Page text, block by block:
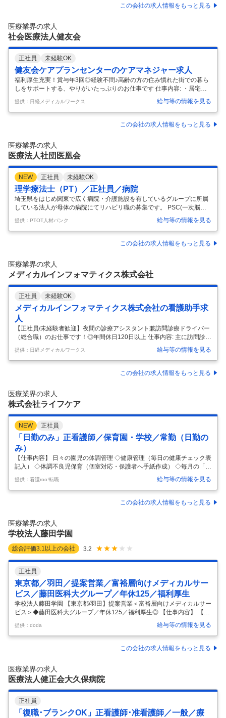
までの幅広い方がいらっしゃいます。（寝たきりの方は全体の2％程
す。 ※基本的には入院施設から社会復帰が可能と判断された方を対象と
しているため大きな医療処置はございません。 【その他】社用車支給あ
り…
この会社の求人情報をもっと見る
医療業界の求人
社会医療法人健友会
正社員 未経験OK
健友会ケアプランセンターのケアマネジャー求人
福利厚生充実！賞与年3回◎経験不問♪高齢の方の住み慣れた街での暮ら
しをサポートする、やりがいたっぷりのお仕事です 仕事内容: ・居宅サ
ービス計画作成、利用者宅訪問 ・介護、福祉に関する相談業務 ・サービ
ス事業所、行政、主治医等との連絡相談など ※介護支援専門員8名中4名
が主任ケアマネジャー 特徴: 未経験OK / 社会保険完備 / 居宅ケアマネジ
ャー / 育児支援あり / 残業ほぼなし / ボーナス・賞与あり / 自動車運転免
提供：日経メディカルワークス 給与等の情報を見る
この会社の求人情報をもっと見る
医療業界の求人
医療法人社団医凰会
NEW 正社員 未経験OK
理学療法士（PT）／正社員／病院
埼玉県をはじめ関東で広く病院・介護施設を有しているグループに所属
している法人が母体の病院にてリハビリ職の募集です。 PSC(一次脳卒
中センター)の認定もされており、最新の機器や訓練用プールといった設
備が充実しております！ ◆アットホームな環境◆リハビリ職複数在籍◆
年間休日120日以上◆ 【給与】 【常勤】 月給:205,800円-254,000円 [内
訳] 基本給 185,800円-234,000円 資格手当 10,000円 調整手当 10,000円
23年より新しいリハビリ室が完成 ・「医療」「看護」「
提供：PTOT人材バンク 給与等の情報を見る
この会社の求人情報をもっと見る
医療業界の求人
メディカルインフォマティクス株式会社
正社員 未経験OK
メディカルインフォマティクス株式会社の看護助手求
人
【正社員/未経験者歓迎】夜間の診療アシスタント兼訪問診療ドライバー
（総合職）のお仕事です！◎年間休日120日以上 仕事内容: 主に訪問診療
の夜間往診時に、患者様のご自宅へ医師とともに訪問。 診療に同行し、
診療の補助的なサポートを行う業務、夜間業務メインの勤務体制になり
ます。 ※土日の日勤業務を優先してシフトを組みます。 【夜勤業務】月
6-8回程度 ・往診に向けた医療物品の準備 ・患者様や連携医師との各種
品の準備や片付けなど医師の診療サポート業務 ・電子カルテ入力や管理
データの入力 ・スタッフ研修等の企画検討 ・HOT診断書の作
提供：日経メディカルワークス 給与等の情報を見る
この会社の求人情報をもっと見る
医療業界の求人
株式会社ライフケア
NEW 正社員
「日勤のみ」正看護師／保育園・学校／常勤（日勤の
み）
【仕事内容】 日々の園児の体調管理 ◇健康管理（毎日の健康チェック表
記入） ◇体調不良児保育（個室対応・保護者へ手紙作成） ◇毎月の「ほ
…
提供：看護roo!転職 給与等の情報を見る
この会社の求人情報をもっと見る
医療業界の求人
学校法人藤田学園
総合評価3.1 以上の会社 3.2
正社員
東京都／羽田／提案営業／富裕層向けメディカルサー
ビス／藤田医科大グループ／年休125／福利厚生
学校法人藤田学園 【東京都/羽田】提案営業＜富裕層向けメディカルサー
ビス＞◆藤田医科大グループ／年休125／福利厚生◎ 【仕事内容】 【東
京都/羽田】提案営業＜富裕層向けメディカルサービス＞◆藤田医科大グ
ループ／年休125／福利厚生◎ 【具体的な仕事内容】 【土日祝休みで年
間休日125日の営業ポジション★2023年秋開設の「藤田医科大学東京 先
端医療研究センター」国内最大級・医療機関・大学を運営する大学法人
績：平均13日】 ■求人概要： 藤田医科大学羽田クリニックでは、国内富
裕層（企業経営者）やインバウンド顧客（主に中国、ベトナム
提供：doda 給与等の情報を見る
この会社の求人情報をもっと見る
医療業界の求人
医療法人健正会大久保病院
正社員
「復職･ブランクOK」正看護師･准看護師／一般／療